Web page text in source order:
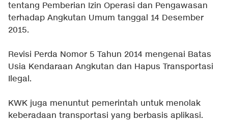
tentang Pemberian Izin Operasi dan Pengawasan
terhadap Angkutan Umum tanggal 14 Desember
2015.
Revisi Perda Nomor 5 Tahun 2014 mengenai Batas
Usia Kendaraan Angkutan dan Hapus Transportasi
Ilegal.
KWK juga menuntut pemerintah untuk menolak
keberadaan transportasi yang berbasis aplikasi.